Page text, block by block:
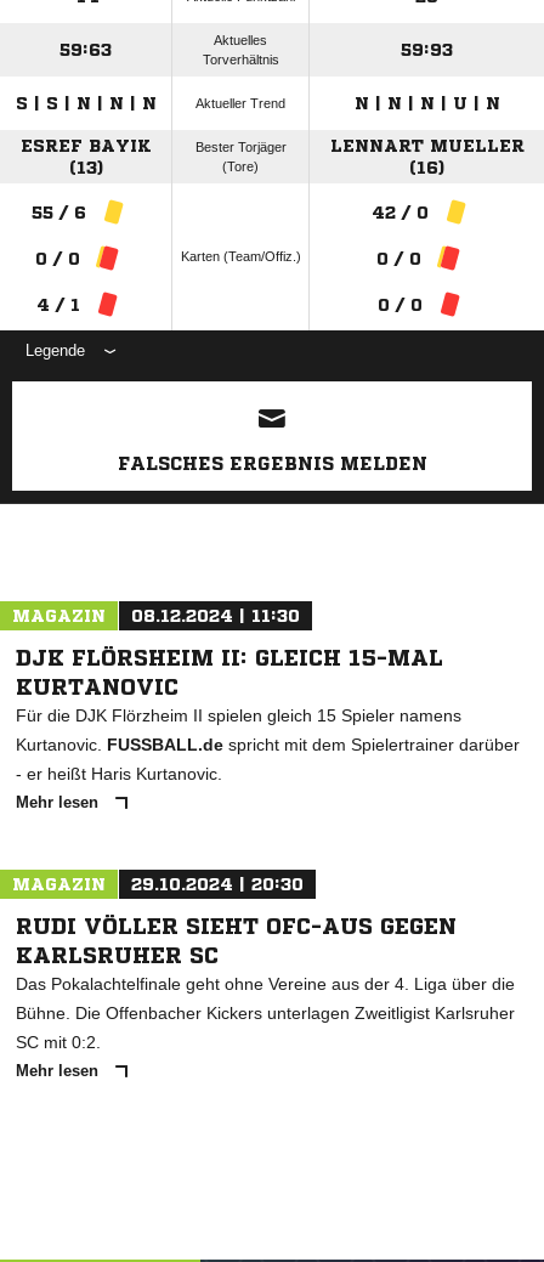
59:63
Aktuelles
Torverhältnis
59:93
S | S | N | N | N Aktueller Trend N | N | N | U | N
ESREF BAYIK
(13)
Bester Torjäger
(Tore)
LENNART MUELLER
(16)
55 / 6
0 / 0
4 / 1
Karten (Team/Offiz.)
42 / 0
0 / 0
0 / 0
Legende
ANZEIGE
FALSCHES ERGEBNIS MELDEN
MAGAZIN 08.12.2024 | 11:30
DJK FLÖRSHEIM II: GLEICH 15-MAL
KURTANOVIC
Für die DJK Flörzheim II spielen gleich 15 Spieler namens
Kurtanovic. FUSSBALL.de spricht mit dem Spielertrainer darüber
- er heißt Haris Kurtanovic.
Mehr lesen
MAGAZIN 29.10.2024 | 20:30
RUDI VÖLLER SIEHT OFC-AUS GEGEN
KARLSRUHER SC
Das Pokalachtelfinale geht ohne Vereine aus der 4. Liga über die
Bühne. Die Offenbacher Kickers unterlagen Zweitligist Karlsruher
SC mit 0:2.
Mehr lesen